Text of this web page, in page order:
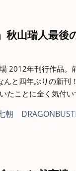
秋山瑞人最後
2012年刊行作品。
と四年ぶりの新刊
たことに全く気付